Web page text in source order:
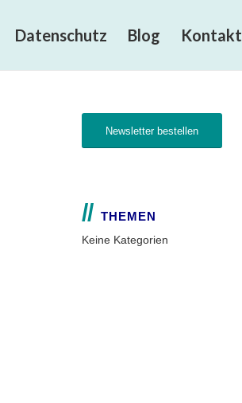
Datenschutz Blog Kontakt
Newsletter bestellen
THEMEN
Keine Kategorien